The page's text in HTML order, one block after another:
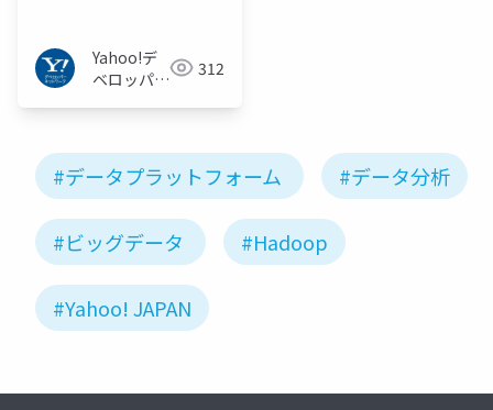
Yahoo!デ
ベロッパー
312
#データプラットフォーム #データ分析
#ビッグデータ #Hadoop
#Yahoo! JAPAN